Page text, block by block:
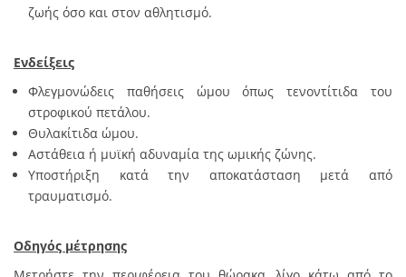
ζωής όσο και στον αθλητισμό.
Ενδείξεις
Φλεγμονώδεις παθήσεις ώμου όπως τενοντίτιδα του
στροφικού πετάλου.
Θυλακίτιδα ώμου.
Αστάθεια ή μυϊκή αδυναμία της ωμικής ζώνης.
Υποστήριξη κατά την αποκατάσταση μετά από
τραυματισμό.
Οδηγός μέτρησης